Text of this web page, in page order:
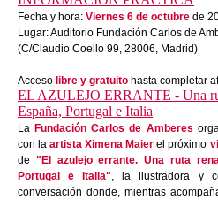
Fecha y hora: Viernes 6 de octubre de
Lugar: Auditorio Fundación Carlos de
(C/Claudio Coello 99, 28006, Madrid)
Acceso libre y gratuito hasta completar
EL AZULEJO ERRANTE - Una
España, Portugal e Italia
La Fundación Carlos de Amberes
con laartista Ximena Maier el próximo
de "El azulejo errante. Una ruta
Portugal e Italia", la ilustradora y
conversación donde, mientras